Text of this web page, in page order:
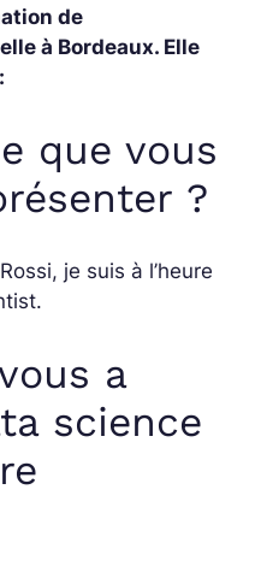
de
à Bordeaux. Elle
que vous
?
je suis à l’heure
a
science